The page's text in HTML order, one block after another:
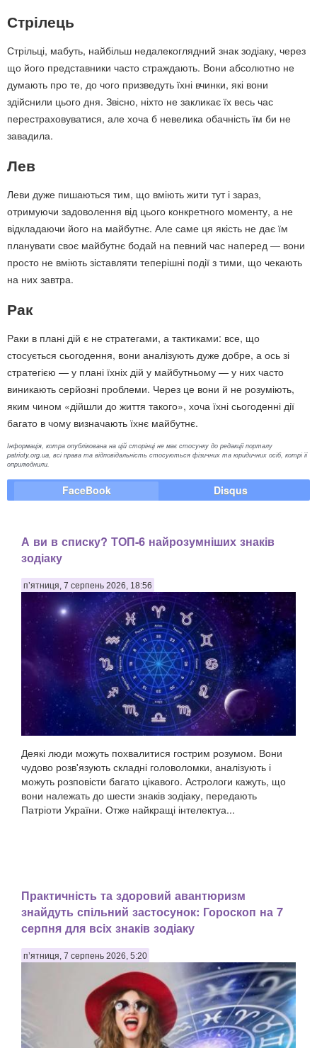
Стрілець
Стрільці, мабуть, найбільш недалекоглядний знак зодіаку, через
що його представники часто страждають. Вони абсолютно не
думають про те, до чого призведуть їхні вчинки, які вони
здійснили цього дня. Звісно, ніхто не закликає їх весь час
перестраховуватися, але хоча б невелика обачність їм би не
завадила.
Лев
Леви дуже пишаються тим, що вміють жити тут і зараз,
отримуючи задоволення від цього конкретного моменту, а не
відкладаючи його на майбутнє. Але саме ця якість не дає їм
планувати своє майбутнє бодай на певний час наперед — вони
просто не вміють зіставляти теперішні події з тими, що чекають
на них завтра.
Рак
Раки в плані дій є не стратегами, а тактиками: все, що
стосується сьогодення, вони аналізують дуже добре, а ось зі
стратегією — у плані їхніх дій у майбутньому — у них часто
виникають серйозні проблеми. Через це вони й не розуміють,
яким чином «дійшли до життя такого», хоча їхні сьогоденні дії
багато в чому визначають їхнє майбутнє.
Інформація, котра опублікована на цій сторінці не має стосунку до редакції порталу
patrioty.org.ua, всі права та відповідальність стосуються фізичних та юридичних осіб, котрі її
оприлюднили.
FaceBook Disqus
А ви в списку? ТОП-6 найрозумніших знаків
зодіаку
п’ятниця, 7 серпень 2026, 18:56
Деякі люди можуть похвалитися гострим розумом. Вони
чудово розв'язують складні головоломки, аналізують і
можуть розповісти багато цікавого. Астрологи кажуть, що
вони належать до шести знаків зодіаку, передають
Патріоти України. Отже найкращі інтелектуа...
Практичність та здоровий авантюризм
знайдуть спільний застосунок: Гороскоп на 7
серпня для всіх знаків зодіаку
п’ятниця, 7 серпень 2026, 5:20